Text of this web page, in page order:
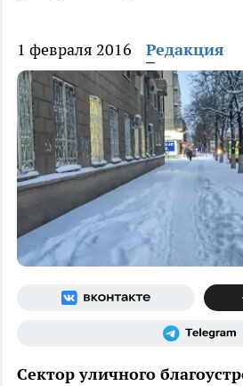
1 февраля 2016 Редакция
Сектор уличного